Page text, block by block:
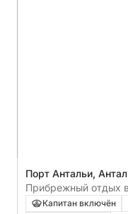
Порт Антальи,
Прибрежный отдых
Чалтикак и
Капитан включён